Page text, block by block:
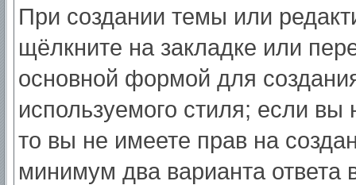
При создании темы или
щёлкните на закладке или
основной формой для
используемого стиля; если
то вы не имеете прав на
минимум два варианта ответа